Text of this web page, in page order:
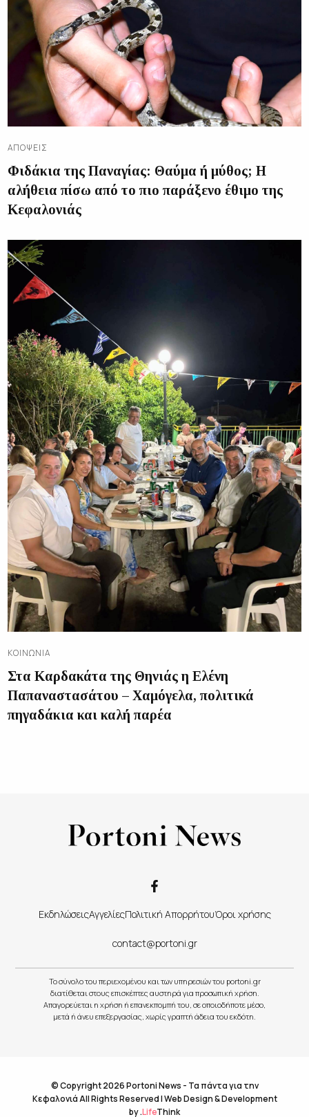
ΑΠΌΨΕΙΣ
Φιδάκια της Παναγίας: Θαύμα ή μύθος; Η
αλήθεια πίσω από το πιο παράξενο έθιμο της
Κεφαλονιάς
ΚΟΙΝΩΝΊΑ
Στα Καρδακάτα της Θηνιάς η Ελένη
Παπαναστασάτου – Χαμόγελα, πολιτικά
πηγαδάκια και καλή παρέα
ΕκδηλώσειςΑγγελίεςΠολιτική ΑπορρήτουΌροι χρήσης
contact@portoni.gr
Το σύνολο του περιεχομένου και των υπηρεσιών του portoni.gr
διατίθεται στους επισκέπτες αυστηρά για προσωπική χρήση.
Απαγορεύεται η χρήση ή επανεκπομπή του, σε οποιοδήποτε μέσο,
μετά ή άνευ επεξεργασίας, χωρίς γραπτή άδεια του εκδότη.
© Copyright 2026 Portoni News - Τα πάντα για την
Κεφαλονιά All Rights Reserved |Web Design & Development
by.LifeThink